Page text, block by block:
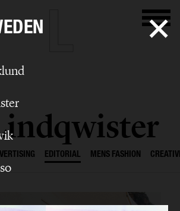
EDITORIAL MENS FASHION